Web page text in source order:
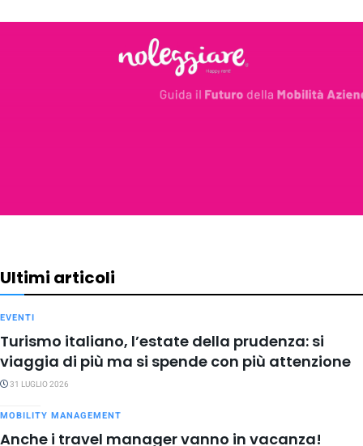
Ultimi articoli
EVENTI
Turismo italiano, l’estate della prudenza: si
viaggia di più ma si spende con più attenzione
31 LUGLIO 2026
MOBILITY MANAGEMENT
Anche i travel manager vanno in vacanza!